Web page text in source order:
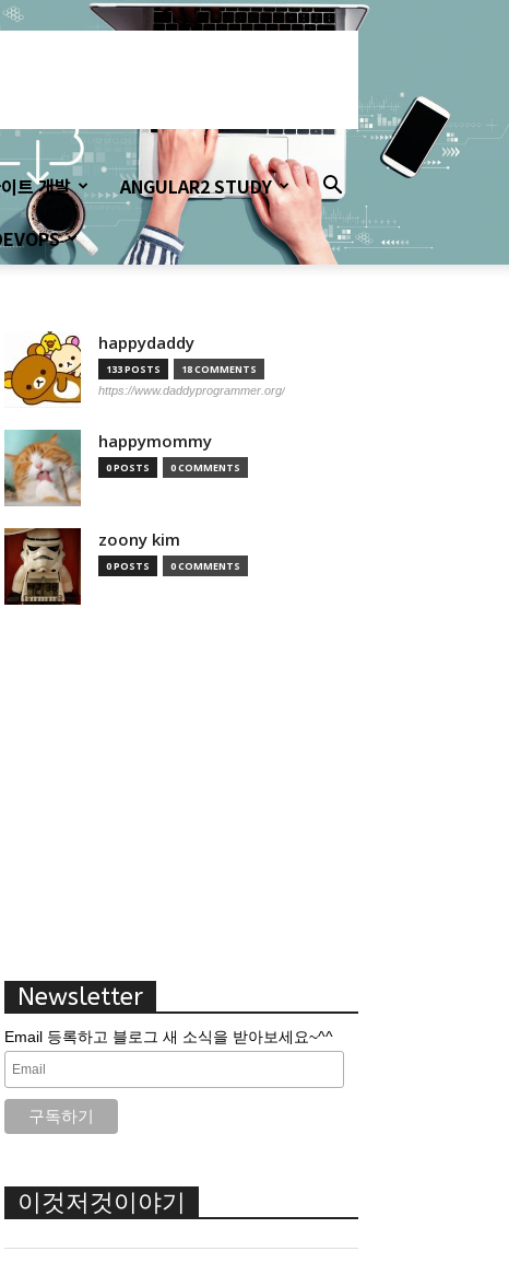
트 개발
ANGULAR2 STUDY
happydaddy
133 POSTS 18 COMMENTS
https://www.daddyprogrammer.org/
happymommy
0 POSTS 0 COMMENTS
zoony kim
0 POSTS 0 COMMENTS
Newsletter
Email 등록하고 블로그 새 소식을 받아보세요~^^
이것저것이야기